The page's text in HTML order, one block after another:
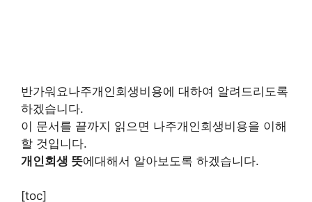
반가워요나주개인회생비용에 대하여 알려드리도록
하겠습니다.
이 문서를 끝까지 읽으면 나주개인회생비용을 이해
할 것입니다.
개인회생 뜻에대해서 알아보도록 하겠습니다.
[toc]